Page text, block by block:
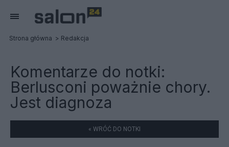
Strona główna Redakcja
Komentarze do notki:
Berlusconi poważnie chory.
Jest diagnoza
« WRÓĆ DO NOTKI